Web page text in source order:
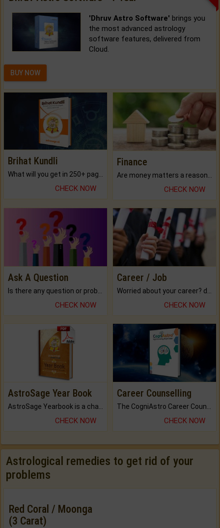
'Dhruv Astro Software' brings you
the most advanced astrology
software features, delivered from
Cloud.
BUY NOW
Brihat Kundli
CHECK NOW
Finance
CHECK NOW
Ask A Question
CHECK NOW
Career / Job
CHECK NOW
AstroSage Year Book
AstroSage Yearbook is a channel to fulfill your dreams and destiny.
CHECK NOW
Career Counselling
The CogniAstro Career Counselling Report is the most comprehensive report available on this topic.
CHECK NOW
Astrological remedies to get rid of your
problems
Red Coral / Moonga
(3 Carat)